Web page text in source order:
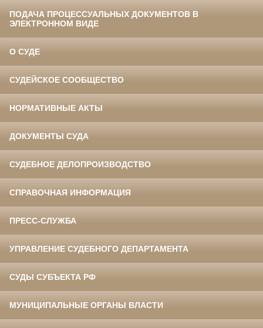
ПОДАЧА ПРОЦЕССУАЛЬНЫХ ДОКУМЕНТОВ В
ЭЛЕКТРОННОМ ВИДЕ
О СУДЕ
СУДЕЙСКОЕ СООБЩЕСТВО
НОРМАТИВНЫЕ АКТЫ
ДОКУМЕНТЫ СУДА
СУДЕБНОЕ ДЕЛОПРОИЗВОДСТВО
СПРАВОЧНАЯ ИНФОРМАЦИЯ
ПРЕСС-СЛУЖБА
УПРАВЛЕНИЕ СУДЕБНОГО ДЕПАРТАМЕНТА
СУДЫ СУБЪЕКТА РФ
МУНИЦИПАЛЬНЫЕ ОРГАНЫ ВЛАСТИ